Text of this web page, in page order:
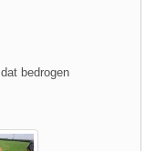
bedrogen